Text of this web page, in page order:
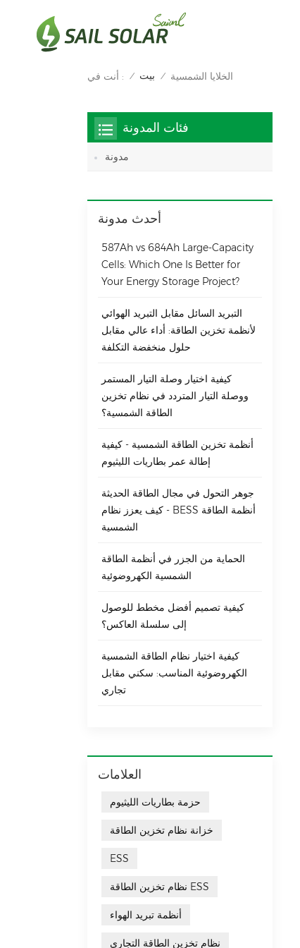
أنت في : / بيت / الخلايا الشمسية
فئات المدونة
مدونة
أحدث مدونة
587Ah vs 684Ah Large‑Capacity
Cells: Which One Is Better for
Your Energy Storage Project?
التبريد السائل مقابل التبريد الهوائي
لأنظمة تخزين الطاقة: أداء عالي مقابل
حلول منخفضة التكلفة
كيفية اختيار وصلة التيار المستمر
ووصلة التيار المتردد في نظام تخزين
الطاقة الشمسية؟
أنظمة تخزين الطاقة الشمسية - كيفية
إطالة عمر بطاريات الليثيوم
جوهر التحول في مجال الطاقة الحديثة
- كيف يعزز نظام BESS أنظمة الطاقة
الشمسية
الحماية من الجزر في أنظمة الطاقة
الشمسية الكهروضوئية
كيفية تصميم أفضل مخطط للوصول
إلى سلسلة العاكس؟
كيفية اختيار نظام الطاقة الشمسية
الكهروضوئية المناسب: سكني مقابل
تجاري
العلامات
حزمة بطاريات الليثيوم
خزانة نظام تخزين الطاقة
ESS
نظام تخزين الطاقة ESS
أنظمة تبريد الهواء
نظام تخزين الطاقة التجاري